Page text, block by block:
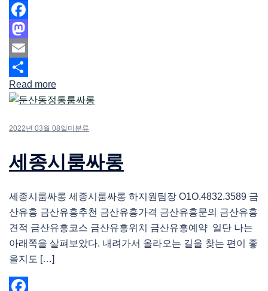
Facebook
Mastodon
Email
Share
Read more
2022년 03월 08일 미분류
세종시룸싸롱
세종시룸싸롱 세종시룸싸롱 하지원팀장 O1O.4832.3589 금
산유흥 금산유흥추천 금산유흥가격 금산유흥문의 금산유흥
견적 금산유흥코스 금산유흥위치 금산유흥예약 일단 나는
아래쪽을 살펴보았다. 내려가서 올라오는 길을 찾는 편이 좋
을지도 […]